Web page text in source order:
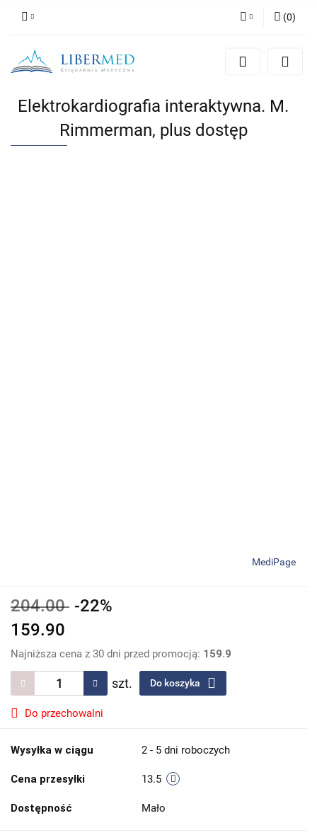
Zaloguj się
Zgody cookies
(0)
Elektrokardiografia interaktywna. M.
Rimmerman, plus dostęp
MediPage
204.00 -22%
159.90
Najniższa cena z 30 dni przed promocją: 159.9
szt. Do koszyka
Do przechowalni
Wysyłka w ciągu 2 - 5 dni roboczych
Cena przesyłki 13.5
Dostępność Mało